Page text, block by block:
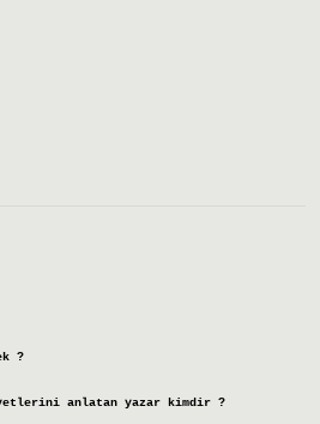
?
anlatan yazar kimdir ?